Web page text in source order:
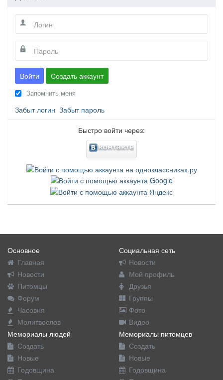
Войти Создать аккаунт
Запомнить меня
Забыт логин Забыт пароль
Быстро войти через:
Основное
Главная
Новости
Питомцы
Форум
Часовня
Молитвослов
Социальная сеть
Новости
Мой профиль
Друзья
Группы
Фото
Видео
Мемориалы людей
Создать
Новые
Годовщина
Мемориалы питомцев
Создать
Новые
Годовщина